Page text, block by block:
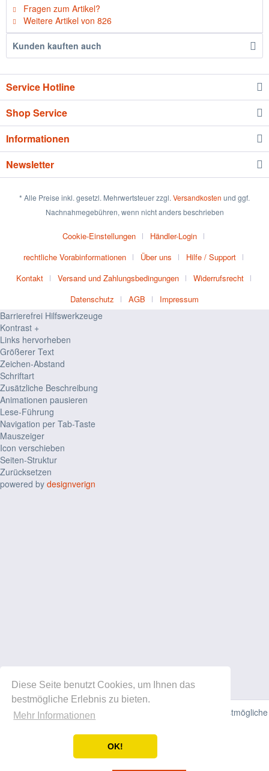
Diese Seite benutzt Cookies, um Ihnen das
bestmögliche Erlebnis zu bieten.
Mehr Informationen
OK!
Fragen zum Artikel?
Weitere Artikel von 826
Kunden kauften auch
Service Hotline
Shop Service
Informationen
Newsletter
* Alle Preise inkl. gesetzl. Mehrwertsteuer zzgl. Versandkosten und ggf.
Nachnahmegebühren, wenn nicht anders beschrieben
Cookie-Einstellungen
Händler-Login
rechtliche Vorabinformationen
Über uns
Hilfe / Support
Kontakt
Versand und Zahlungsbedingungen
Widerrufsrecht
Datenschutz
AGB Impressum
Diese Website verwendet Cookies, um Ihnen die bestmögliche
Einverstanden
Barrierefrei Hilfswerkzeuge
Kontrast +
Links hervorheben
Größerer Text
Zeichen-Abstand
Schriftart
Zusätzliche Beschreibung
Animationen pausieren
Lese-Führung
Navigation per Tab-Taste
Mauszeiger
Icon verschieben
Seiten-Struktur
Zurücksetzen
powered by designverign